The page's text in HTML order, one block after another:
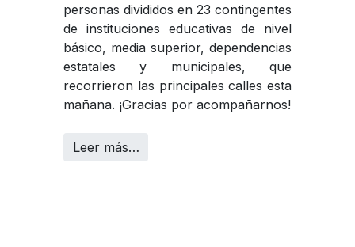
personas divididos en 23 contingentes
de instituciones educativas de nivel
básico, media superior, dependencias
estatales y municipales, que
recorrieron las principales calles esta
mañana. ¡Gracias por acompañarnos!
Leer más…